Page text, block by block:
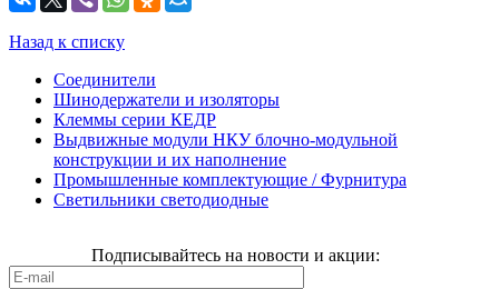
Назад к списку
Соединители
Шинодержатели и изоляторы
Клеммы серии КЕДР
Выдвижные модули НКУ блочно-модульной
конструкции и их наполнение
Промышленные комплектующие / Фурнитура
Светильники светодиодные
Подписывайтесь на новости и акции: